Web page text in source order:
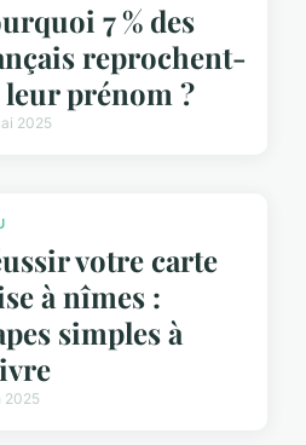
7 % des
reprochent-
prénom ?
2025
votre carte
à nîmes :
simples à
2025